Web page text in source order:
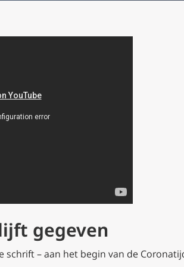
gegeven
schrift – aan het begin van de